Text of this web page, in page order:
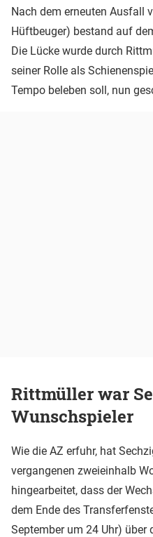
Nach dem erneuten Ausfall
Hüftbeuger) bestand auf
Die Lücke wurde durch
seiner Rolle als
Tempo beleben soll, nun
Rittmüller war
Wunschspieler
Wie die AZ erfuhr, hat
vergangenen zweieinhalb
hingearbeitet, dass der
dem Ende des
September um 24 Uhr) über